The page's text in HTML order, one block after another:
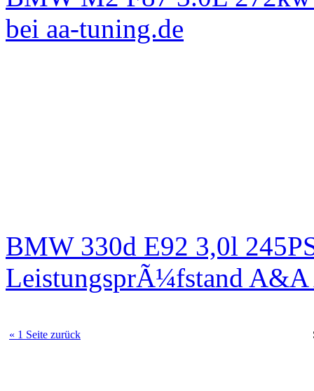
bei aa-tuning.de
BMW 330d E92 3,0l
LeistungsprÃ¼fstand
« 1 Seite zurück